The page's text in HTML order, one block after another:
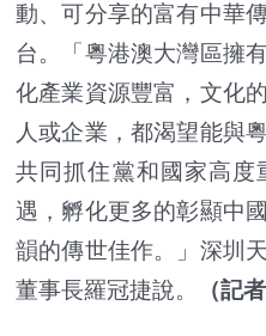
動、可分享的富有中華
台。「粵港澳大灣區擁
化產業資源豐富，文化
人或企業，都渴望能與
共同抓住黨和國家高度
遇，孵化更多的彰顯中
韻的傳世佳作。」深圳
董事長羅冠捷說。
（記